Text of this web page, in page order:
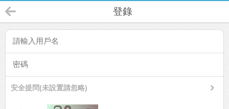
登錄
安全提問(未設置請忽略)